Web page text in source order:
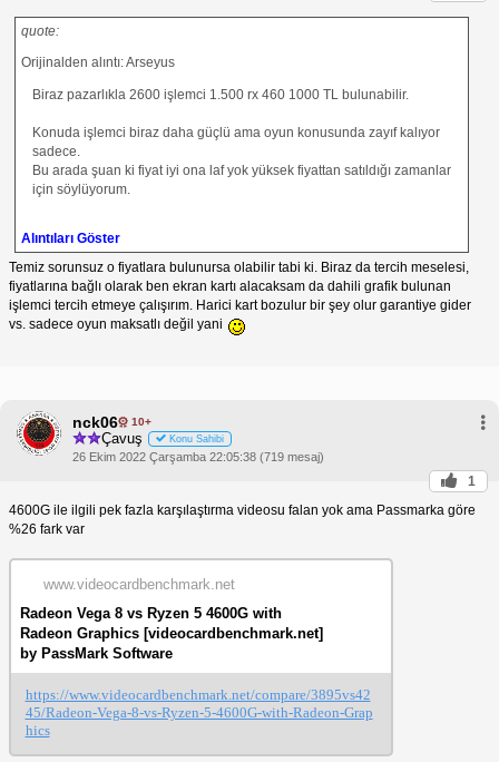
quote:
Orijinalden alıntı: Arseyus
Biraz pazarlıkla 2600 işlemci 1.500 rx 460 1000 TL bulunabilir.
Konuda işlemci biraz daha güçlü ama oyun konusunda zayıf kalıyor
sadece.
Bu arada şuan ki fiyat iyi ona laf yok yüksek fiyattan satıldığı zamanlar
için söylüyorum.
Alıntıları Göster
Temiz sorunsuz o fiyatlara bulunursa olabilir tabi ki. Biraz da tercih meselesi,
fiyatlarına bağlı olarak ben ekran kartı alacaksam da dahili grafik bulunan
işlemci tercih etmeye çalışırım. Harici kart bozulur bir şey olur garantiye gider
vs. sadece oyun maksatlı değil yani
nck06 10+
Çavuş Konu Sahibi
26 Ekim 2022 Çarşamba 22:05:38 (719 mesaj)
1
4600G ile ilgili pek fazla karşılaştırma videosu falan yok ama Passmarka göre
%26 fark var
www.videocardbenchmark.net
Radeon Vega 8 vs Ryzen 5 4600G with
Radeon Graphics [videocardbenchmark.net]
by PassMark Software
https://www.videocardbenchmark.net/compare/3895vs42
45/Radeon-Vega-8-vs-Ryzen-5-4600G-with-Radeon-Grap
hics